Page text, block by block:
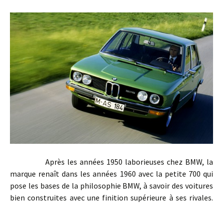
Après les années 1950 laborieuses chez BMW, la
marque renaît dans les années 1960 avec la petite 700 qui
pose les bases de la philosophie BMW, à savoir des voitures
bien construites avec une finition supérieure à ses rivales.